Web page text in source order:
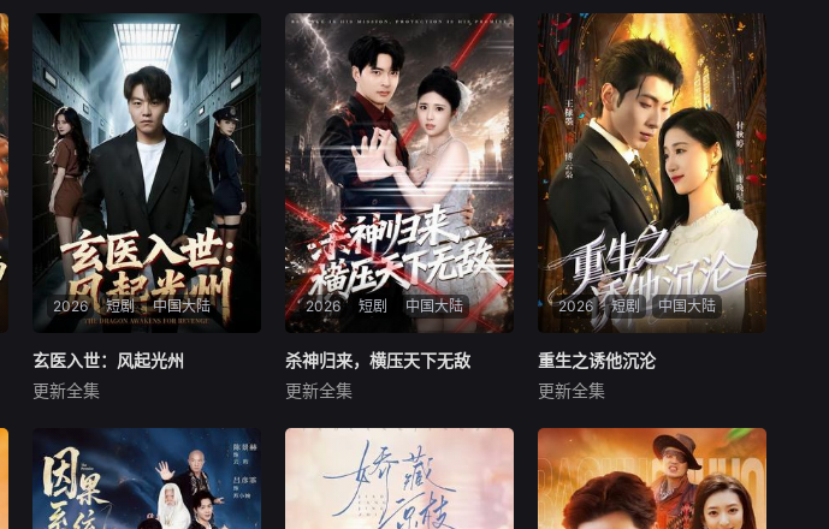
2026 短剧 中国大陆
玄医入世：风起光州
苏宇＆吕洁
暂无内容
玄医入世：风起光州
更新全集
2026 短剧 中国大陆
何子杰＆侯梦心
暂无内容
杀神归来，横压天下无敌
更新全集
2026 短剧 中国大陆
重生之诱他沉沦
王棣墨&付秋婷
暂无内容
重生之诱他沉沦
更新全集